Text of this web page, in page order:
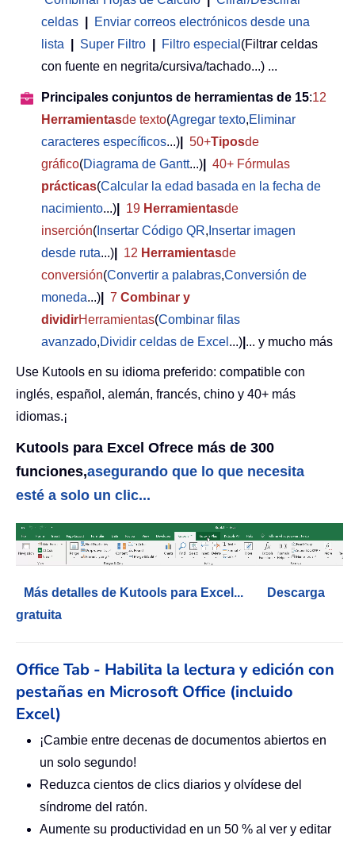
celdas
Enviar correos electrónicos desde una
lista
Super Filtro Filtro especial (Filtrar celdas
con fuente en negrita/cursiva/tachado...) ...
Principales conjuntos de herramientas de 15:12
Herramientasde texto(Agregar texto,Eliminar
caracteres específicos...) 50+Tiposde
gráfico(Diagrama de Gantt...)
40+ Fórmulas
prácticas(Calcular la edad basada en la fecha de
nacimiento...) 19 Herramientasde
inserción( Insertar Código QR, Insertar imagen
desde ruta...) 12 Herramientasde
conversión(Convertir a palabras,Conversión de
moneda...) 7 Combinar y
dividirHerramientas(Combinar filas
avanzado,Dividir celdas de Excel ...) ... y mucho más
Use Kutools en su idioma preferido: compatible con
inglés, español, alemán, francés, chino y 40+ más
idiomas.¡
Kutools para Excel Ofrece más de 300
funciones,asegurando que lo que necesita
esté a solo un clic...
Más detalles de Kutools para Excel...
Descarga
gratuita
Office Tab - Habilita la lectura y edición con
pestañas en Microsoft Office (incluido
Excel)
¡Cambie entre decenas de documentos abiertos en
un solo segundo!
Reduzca cientos de clics diarios y olvídese del
síndrome del ratón.
Aumente su productividad en un 50 % al ver y editar